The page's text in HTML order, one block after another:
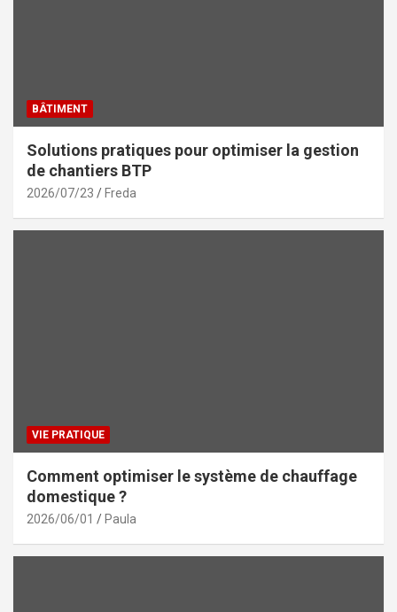
BÂTIMENT
Solutions pratiques pour optimiser la gestion
de chantiers BTP
2026/07/23 Freda
VIE PRATIQUE
Comment optimiser le système de chauffage
domestique ?
2026/06/01 Paula